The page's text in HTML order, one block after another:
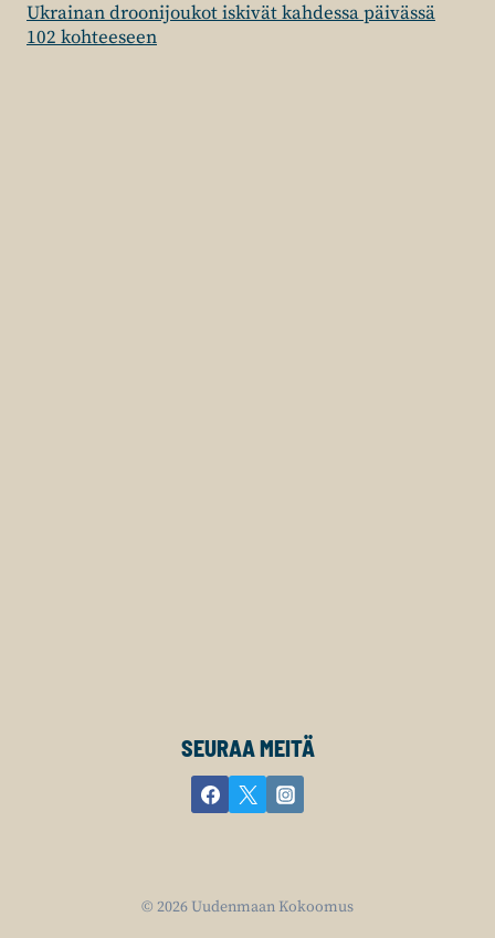
Ukrainan droonijoukot iskivät kahdessa päivässä
102 kohteeseen
SEURAA MEITÄ
© 2026 Uudenmaan Kokoomus